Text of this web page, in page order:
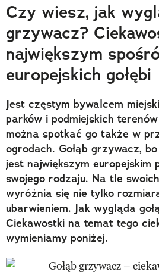
Trendbook Podróżniczy
Polecane
Czy wiesz, jak
grzywacz?
największym
europejskich gołębi
Jest częstym bywalcem
parków i podmiejskich
można spotkać go także w
ogrodach. Gołąb grzywacz,
jest największym europejskim
swojego rodzaju. Na tle
wyróżnia się nie tylko
ubarwieniem. Jak wygląda
Ciekawostki na temat tego
wymieniamy poniżej.